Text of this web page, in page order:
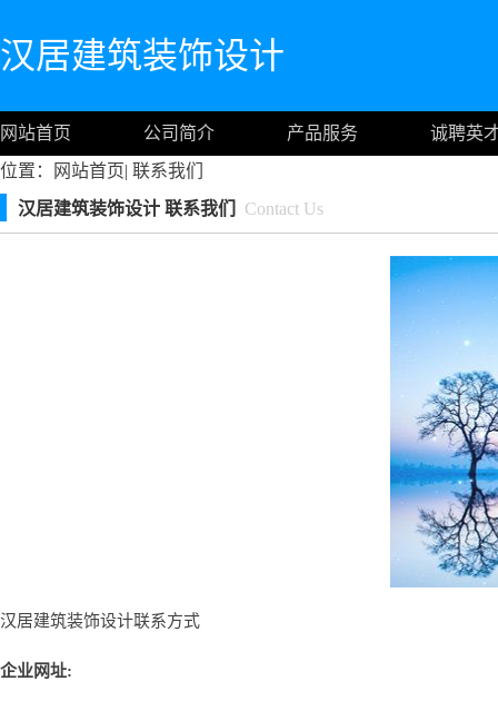
汉居建筑装饰设计
网站首页 公司简介 产品服务
诚聘英
位置：
网站首页| 联系我们
汉居建筑装饰设计 联系我们
Contact Us
汉居建筑装饰设计联系方式
企业网址: